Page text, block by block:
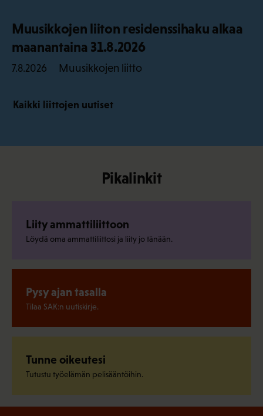
Muusikkojen liiton residenssihaku alkaa
maanantaina 31.8.2026
7.8.2026 Muusikkojen liitto
Kaikki liittojen uutiset
Pikalinkit
Liity ammattiliittoon
Löydä oma ammattiliittosi ja liity jo tänään.
Pysy ajan tasalla
Tilaa SAK:n uutiskirje.
Tunne oikeutesi
Tutustu työelämän pelisääntöihin.